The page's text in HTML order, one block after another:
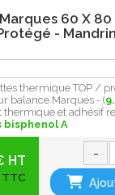
60 X 80
-
thermique TOP /
balance Marques - (
et adhésif
bisphenol A
HT -